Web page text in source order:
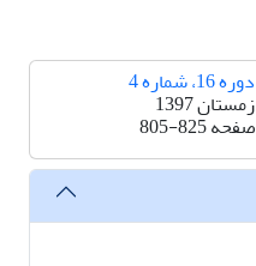
دوره 16، شماره 4
زمستان 1397
صفحه805-825